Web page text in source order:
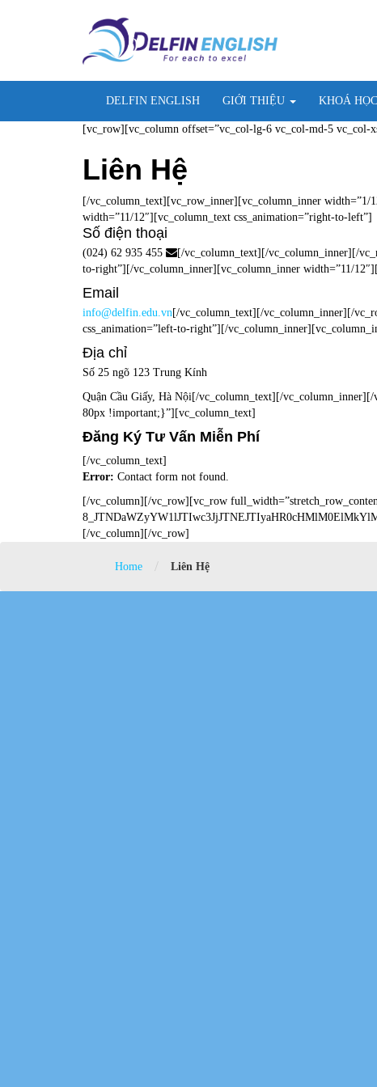
DELFIN ENGLISH GIỚI THIỆU KHOÁ HỌC
[vc_row][vc_column offset=”vc_col-lg-6 vc_col-md-5 vc_col-
Liên Hệ
[/vc_column_text][vc_row_inner][vc_column_inner width=”1/
width=”11/12″][vc_column_text css_animation=”right-to-left”]
Số điện thoại
(024) 62 935 455
[/vc_column_text][/vc_column_inner][/
to-right”][/vc_column_inner][vc_column_inner width=”11/
Email
info@delfin.edu.vn[/vc_column_text][/vc_column_inner][/
css_animation=”left-to-right”][/
Địa chỉ
Số 25 ngõ 123 Trung Kính
Quận Cầu Giấy, Hà Nội[/vc_column_text][/
80px !important;}”][vc_column_text]
Đăng Ký Tư Vấn Miễn Phí
[/vc_column_text]
Error: Contact form not found.
[/vc_column][/vc_row][vc_row
[/vc_column][/vc_row]
Home / Liên Hệ